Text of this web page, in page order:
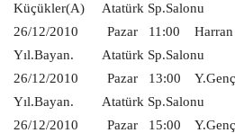
Küçükler(A)
Atatürk Sp.Salonu
26/12/2010
Pazar 11:00
Yıl.Bayan.
Atatürk Sp.Salonu
26/12/2010
Pazar 13:00
Yıl.Bayan.
Atatürk Sp.Salonu
26/12/2010
Pazar 15:00